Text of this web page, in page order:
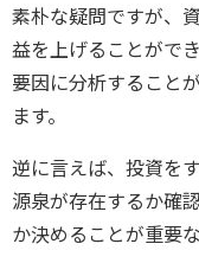
素朴な疑問ですが、
益を上げることがで
要因に分析すること
ます。
逆に言えば、投資を
源泉が存在するか確
か決めることが重要な